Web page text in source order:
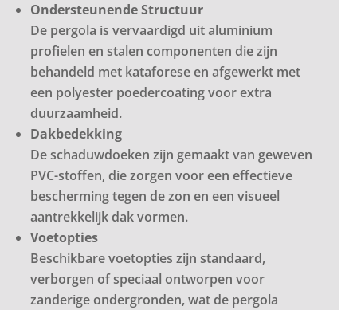
Ondersteunende Structuur
De pergola is vervaardigd uit aluminium
profielen en stalen componenten die zijn
behandeld met kataforese en afgewerkt met
een polyester poedercoating voor extra
duurzaamheid.
Dakbedekking
De schaduwdoeken zijn gemaakt van geweven
PVC-stoffen, die zorgen voor een effectieve
bescherming tegen de zon en een visueel
aantrekkelijk dak vormen.
Voetopties
Beschikbare voetopties zijn standaard,
verborgen of speciaal ontworpen voor
zanderige ondergronden, wat de pergola